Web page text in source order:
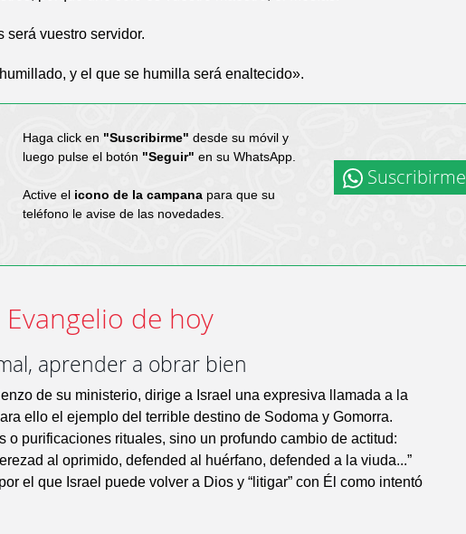
será vuestro servidor.
y el que se humilla será enaltecido».
Haga click en "Suscribirme" desde su móvil y
luego pulse el botón "Seguir" en su WhatsApp.
Active el icono de la campanapara que su
teléfono le avise de las novedades.
Suscribirme
de hoy
aprender a obrar bien
de su ministerio, dirige a Israel una expresiva llamada a la
ello el ejemplo del terrible destino de Sodoma y Gomorra.
o purificaciones rituales, sino un profundo cambio de actitud:
al oprimido, defended al huérfano, defended a la viuda...”
el que Israel puede volver a Dios y “litigar” con Él como intentó